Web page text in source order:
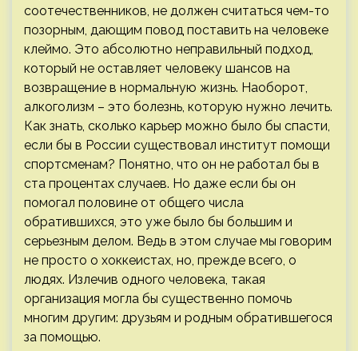
соотечественников, не должен считаться чем-то
позорным, дающим повод поставить на человеке
клеймо. Это абсолютно неправильный подход,
который не оставляет человеку шансов на
возвращение в нормальную жизнь. Наоборот,
алкоголизм – это болезнь, которую нужно лечить.
Как знать, сколько карьер можно было бы спасти,
если бы в России существовал институт помощи
спортсменам? Понятно, что он не работал бы в
ста процентах случаев. Но даже если бы он
помогал половине от общего числа
обратившихся, это уже было бы большим и
серьезным делом. Ведь в этом случае мы говорим
не просто о хоккеистах, но, прежде всего, о
людях. Излечив одного человека, такая
организация могла бы существенно помочь
многим другим: друзьям и родным обратившегося
за помощью.